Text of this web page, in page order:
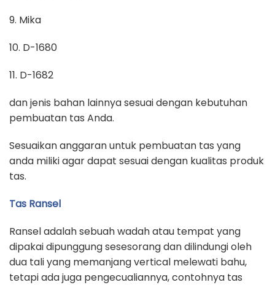
9. Mika
10. D-1680
11. D-1682
dan jenis bahan lainnya sesuai dengan kebutuhan
pembuatan tas Anda.
Sesuaikan anggaran untuk pembuatan tas yang
anda miliki agar dapat sesuai dengan kualitas produk
tas.
Tas Ransel
Ransel adalah sebuah wadah atau tempat yang
dipakai dipunggung sesesorang dan dilindungi oleh
dua tali yang memanjang vertical melewati bahu,
tetapi ada juga pengecualiannya, contohnya tas